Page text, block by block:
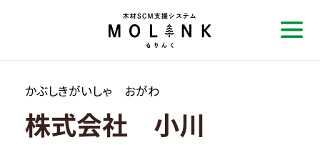
かぶしきがいしゃ おがわ
株式会社 小川